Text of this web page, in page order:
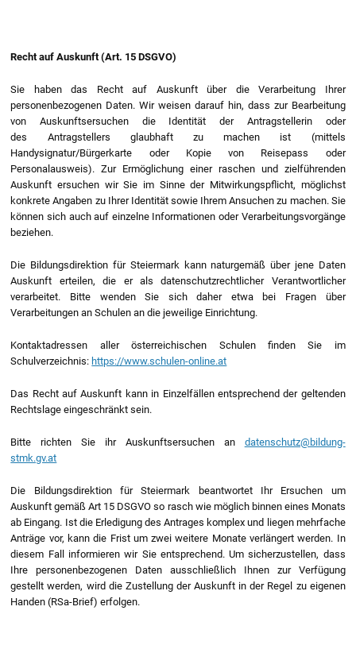
Recht auf Auskunft (Art. 15 DSGVO)
Sie haben das Recht auf Auskunft über die Verarbeitung Ihrer
personenbezogenen Daten. Wir weisen darauf hin, dass zur Bearbeitung
von Auskunftsersuchen die Identität der Antragstellerin oder
des Antragstellers glaubhaft zu machen ist (mittels
Handysignatur/Bürgerkarte oder Kopie von Reisepass oder
Personalausweis). Zur Ermöglichung einer raschen und zielführenden
Auskunft ersuchen wir Sie im Sinne der Mitwirkungspflicht, möglichst
konkrete Angaben zu Ihrer Identität sowie Ihrem Ansuchen zu machen. Sie
können sich auch auf einzelne Informationen oder Verarbeitungsvorgänge
beziehen.
Die Bildungsdirektion für Steiermark kann naturgemäß über jene Daten
Auskunft erteilen, die er als datenschutzrechtlicher Verantwortlicher
verarbeitet. Bitte wenden Sie sich daher etwa bei Fragen über
Verarbeitungen an Schulen an die jeweilige Einrichtung.
Kontaktadressen aller österreichischen Schulen finden Sie im
Schulverzeichnis: https://www.schulen-online.at
Das Recht auf Auskunft kann in Einzelfällen entsprechend der geltenden
Rechtslage eingeschränkt sein.
Bitte richten Sie ihr Auskunftsersuchen an datenschutz@bildung-
stmk.gv.at
Die Bildungsdirektion für Steiermark beantwortet Ihr Ersuchen um
Auskunft gemäß Art 15 DSGVO so rasch wie möglich binnen eines Monats
ab Eingang. Ist die Erledigung des Antrages komplex und liegen mehrfache
Anträge vor, kann die Frist um zwei weitere Monate verlängert werden. In
diesem Fall informieren wir Sie entsprechend. Um sicherzustellen, dass
Ihre personenbezogenen Daten ausschließlich Ihnen zur Verfügung
gestellt werden, wird die Zustellung der Auskunft in der Regel zu eigenen
Handen (RSa-Brief) erfolgen.